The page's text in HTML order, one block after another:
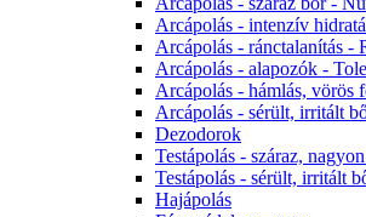
Arcápolás - intenzív
Arcápolás - ránctalanítás -
Arcápolás - alapozók -
Arcápolás - hámlás, vörös
Arcápolás - sérült, irritált
Dezodorok
Testápolás - száraz,
Testápolás - sérült, irritált
Hajápolás